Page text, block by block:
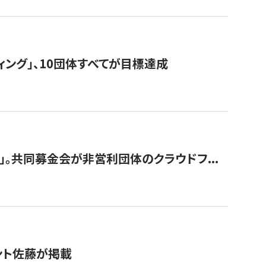
グ」、10団体すべてが目標達成
。共同募金会が非営利団体のクラウドフ...
佐藤が掲載